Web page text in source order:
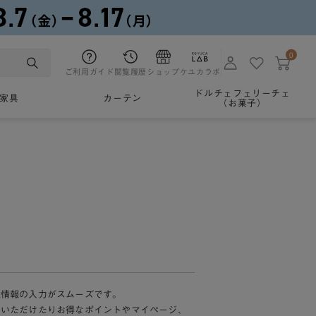
ご利用ガイド 閲覧履歴 ショップケユカラボ
0
家具 カーテン
ドルチェフェリーチェ
（お菓子）
報の入力がスムーズです。
ただけたりお得なポイントやマイページ、